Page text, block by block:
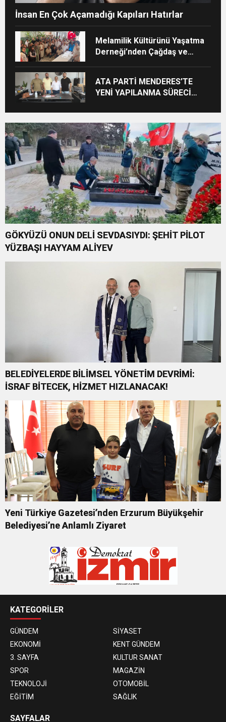
İnsan En Çok Açamadığı Kapıları Hatırlar
Melamilik Kültürünü Yaşatma
Derneği’nden Çağdaş ve
ATA PARTİ MENDERES’TE
YENİ YAPILANMA SÜRECİ
GÖKYÜZÜ ONUN DELİ SEVDASIYDI: ŞEHİT PİLOT
YÜZBAŞI HAYYAM ALİYEV
BELEDİYELERDE BİLİMSEL YÖNETİM DEVRİMİ:
İSRAF BİTECEK, HİZMET HIZLANACAK!
Yeni Türkiye Gazetesi’nden Erzurum Büyükşehir
Belediyesi’ne Anlamlı Ziyaret
KATEGORİLER
GÜNDEM
SİYASET
EKONOMİ
KENT GÜNDEM
3. SAYFA
KULTUR SANAT
SPOR
MAGAZİN
TEKNOLOJİ
OTOMOBİL
EĞİTİM
SAĞLIK
SAYFALAR